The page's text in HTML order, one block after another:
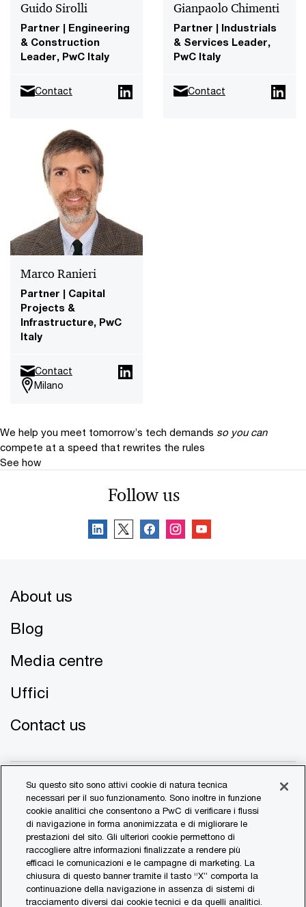
Guido Sirolli
Partner | Engineering
& Construction
Leader, PwC Italy
Contact
Gianpaolo Chimenti
Partner | Industrials
& Services Leader,
PwC Italy
Contact
Marco Ranieri
Partner | Capital
Projects &
Infrastructure, PwC
Italy
Contact
Milano
We help you meet tomorrow’s tech demands so you can
compete at a speed that rewrites the rules
See how
Follow us
About us
Blog
Media centre
Uffici
Contact us
© 2017 - 2026 PwC. All rights reserved. PwC refers to the
PwC network and/or one or more of its member firms, each
of which is a separate legal entity. Please see
www.pwc.com/structurefor further details.
Su questo sito sono attivi cookie di natura tecnica
necessari per il suo funzionamento. Sono inoltre in funzione
cookie analitici che consentono a PwC di verificare i flussi
di navigazione in forma anonimizzata e di migliorare le
prestazioni del sito. Gli ulteriori cookie permettono di
raccogliere altre informazioni finalizzate a rendere più
efficaci le comunicazioni e le campagne di marketing. La
chiusura di questo banner tramite il tasto “X” comporta la
continuazione della navigazione in assenza di sistemi di
tracciamento diversi dai cookie tecnici e da quelli analitici.